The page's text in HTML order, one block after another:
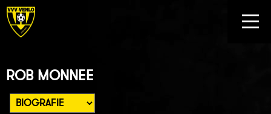
ROB MONNEE